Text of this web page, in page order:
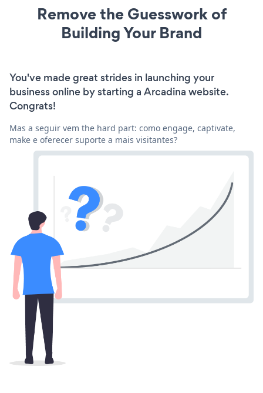
Remove the Guesswork of
Building Your Brand
You've made great strides in launching your
business online by starting a Arcadina website.
Congrats!
Mas a seguir vem the hard part: como engage, captivate,
make e oferecer suporte a mais visitantes?